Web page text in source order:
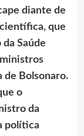
diante de
que
Saúde
Bolsonaro.
o
da
política